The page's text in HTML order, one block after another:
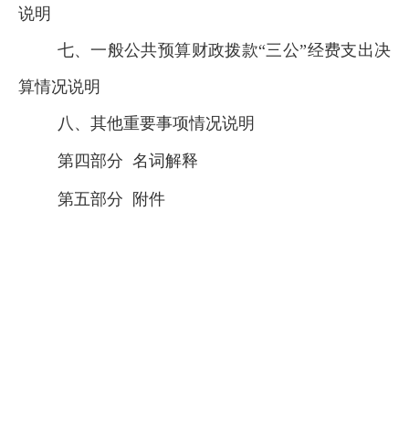
说明
七、一般公共预算财政拨款“三公”经费支出决
算情况说明
八、其他重要事项情况说明
第四部分 名词解释
第五部分 附件